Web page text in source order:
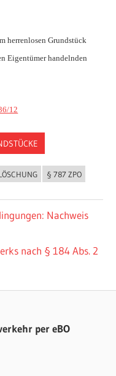
herrenlosen Grundstück
Eigentümer handelnden
12
§ 787 ZPO
Nachweis
nach § 184 Abs. 2
per eBO